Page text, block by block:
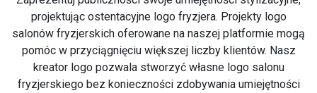
projektując ostentacyjne logo fryzjera. Projekty logo
salonów fryzjerskich oferowane na naszej platformie mogą
pomóc w przyciągnięciu większej liczby klientów. Nasz
kreator logo pozwala stworzyć własne logo salonu
fryzjerskiego bez konieczności zdobywania umiejętności